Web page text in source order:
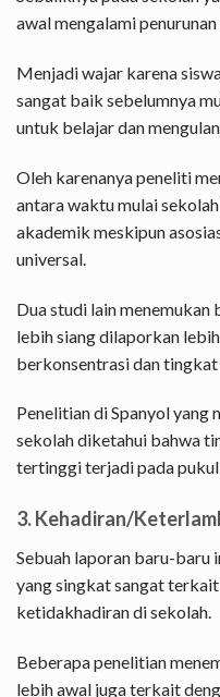
awal mengalami
Menjadi wajar karena
sangat baik sebelumnya
untuk belajar dan
Oleh karenanya peneliti
antara waktu mulai
akademik meskipun
universal.
Dua studi lain menemukan
lebih siang dilaporkan
berkonsentrasi dan
Penelitian di Spanyol
sekolah diketahui bahwa
tertinggi terjadi pada
3. Kehadiran/
Sebuah laporan baru-baru
yang singkat sangat
ketidakhadiran di sekolah.
Beberapa penelitian
lebih awal juga terkait